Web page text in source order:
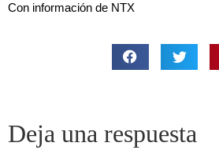
Con información de NTX
Deja una respuesta